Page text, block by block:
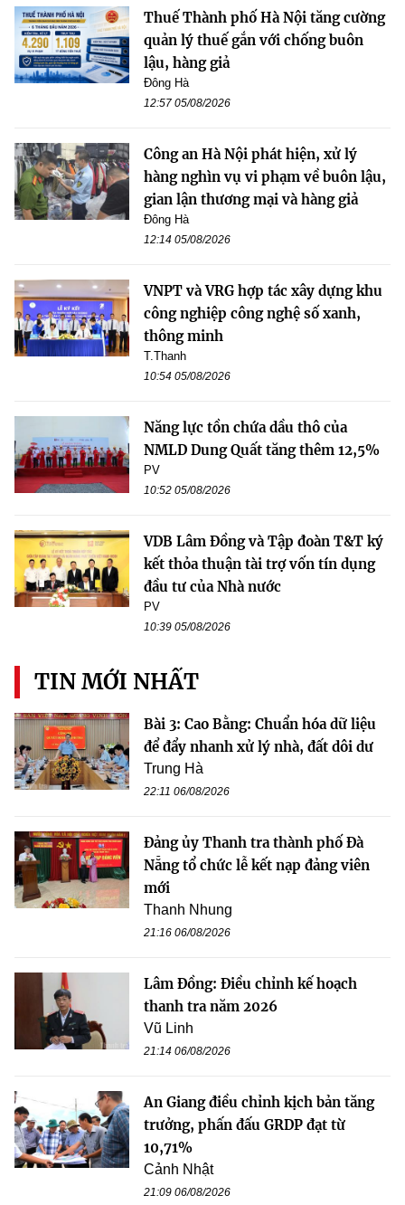
Thuế Thành phố Hà Nội tăng cường
quản lý thuế gắn với chống buôn
lậu, hàng giả
Đông Hà
12:57 05/08/2026
Công an Hà Nội phát hiện, xử lý
hàng nghìn vụ vi phạm về buôn lậu,
gian lận thương mại và hàng giả
Đông Hà
12:14 05/08/2026
VNPT và VRG hợp tác xây dựng khu
công nghiệp công nghệ số xanh,
thông minh
T.Thanh
10:54 05/08/2026
Năng lực tồn chứa dầu thô của
NMLD Dung Quất tăng thêm 12,5%
PV
10:52 05/08/2026
VDB Lâm Đồng và Tập đoàn T&T ký
kết thỏa thuận tài trợ vốn tín dụng
đầu tư của Nhà nước
PV
10:39 05/08/2026
TIN MỚI NHẤT
Bài 3: Cao Bằng: Chuẩn hóa dữ liệu
để đẩy nhanh xử lý nhà, đất dôi dư
Trung Hà
22:11 06/08/2026
Đảng ủy Thanh tra thành phố Đà
Nẵng tổ chức lễ kết nạp đảng viên
mới
Thanh Nhung
21:16 06/08/2026
Lâm Đồng: Điều chỉnh kế hoạch
thanh tra năm 2026
Vũ Linh
21:14 06/08/2026
An Giang điều chỉnh kịch bản tăng
trưởng, phấn đấu GRDP đạt từ
10,71%
Cảnh Nhật
21:09 06/08/2026